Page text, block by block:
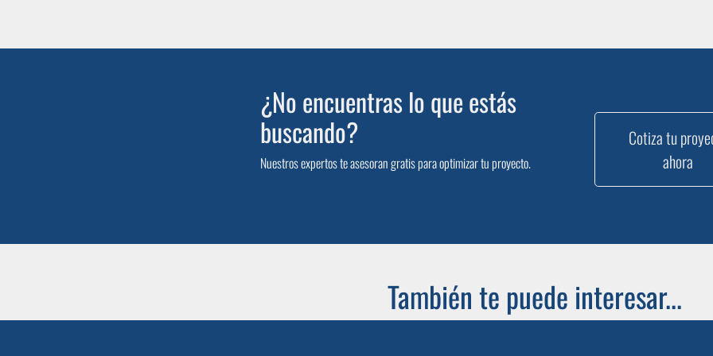
¿No encuentras lo que estás
buscando?
Nuestros expertos te asesoran gratis para optimizar tu proyecto.
Cotiza tu
ahora
También te puede interesar...